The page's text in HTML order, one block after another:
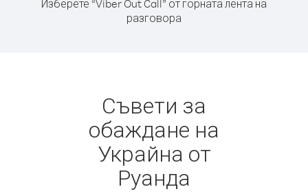
Изберете “Viber Out Call” от горната лента на
разговора
Съвети за
обаждане на
Украйна от
Руанда